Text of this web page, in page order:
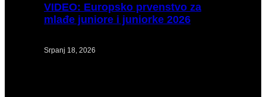
VIDEO: Europsko prvenstvo za
mlađe juniore i juniorke 2026
Srpanj 18, 2026